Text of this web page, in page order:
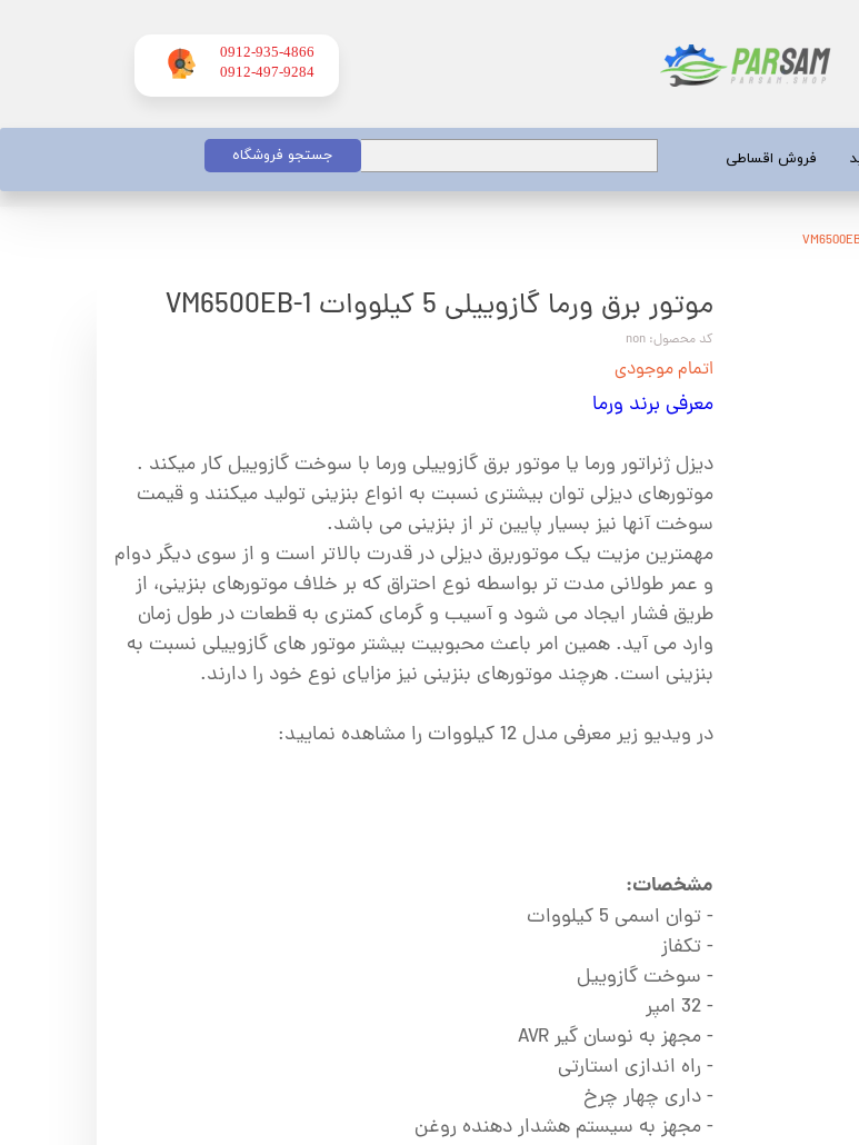
0912-935-4866
​​​​​​​0912-497-9284
فروش اقساطی جستجو فروشگاه
موتور برق ورما گازوییلی 5 کیلووات VM6500EB-1
کد محصول: non
اتمام موجودی
معرفی برند ورما
دیزل ژنراتور ورما یا موتور برق گازوییلی ورما با سوخت گازوییل کار میکند .
موتورهای دیزلی توان بیشتری نسبت به انواع بنزینی تولید میکنند و قیمت
سوخت آنها نیز بسیار پایین تر از بنزینی می باشد.
مهمترین مزیت یک موتوربرق دیزلی در قدرت بالاتر است و از سوی دیگر دوام
و عمر طولانی مدت تر بواسطه نوع احتراق که بر خلاف موتورهای بنزینی، از
طریق فشار ایجاد می شود و آسیب و گرمای کمتری به قطعات در طول زمان
وارد می آید. همین امر باعث محبوبیت بیشتر موتور های گازوییلی نسبت به
بنزینی است. هرچند موتورهای بنزینی نیز مزایای نوع خود را دارند.
در ویدیو زیر معرفی مدل 12 کیلووات را مشاهده نمایید:‌
مشخصات:
- توان اسمی 5 کیلووات
- تکفاز
- سوخت گازوییل
- 32 امپر
- مجهز به نوسان گیر AVR
- راه اندازی استارتی
- داری چهار چرخ
- مجهز به سیستم هشدار دهنده روغن